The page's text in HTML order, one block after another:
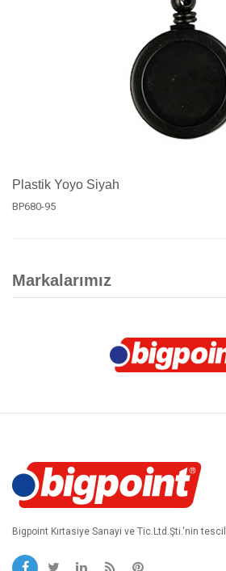
Plastik Yoyo Siyah
BP680-95
Markalarımız
Bigpoint Kırtasiye Sanayi ve Tic.Ltd.Şti.'nin